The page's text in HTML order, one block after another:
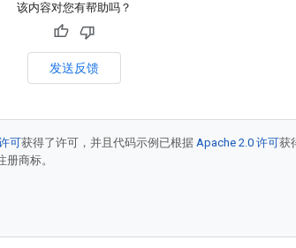
该内容对您有帮助吗？
发送反馈
可获得了许可，并且代码示例已根据 Apache 2.0 许可获
商标。